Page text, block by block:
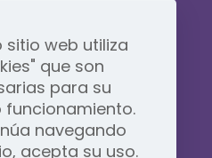
sitio web utiliza
que son
para su
navegando
acepta su uso.